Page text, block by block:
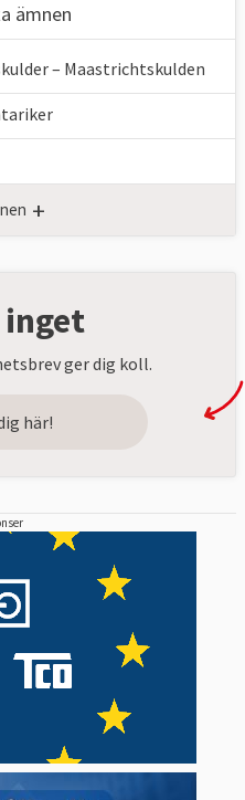
ämnen
– Maastrichtskulden
+
inget
ger dig koll.
här!